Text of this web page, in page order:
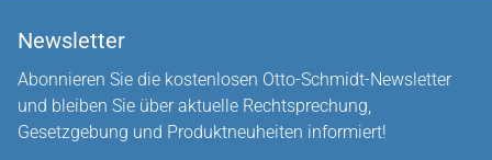
Newsletter
Abonnieren Sie die kostenlosen Otto-Schmidt-Newsletter
und bleiben Sie über aktuelle Rechtsprechung,
Gesetzgebung und Produktneuheiten informiert!